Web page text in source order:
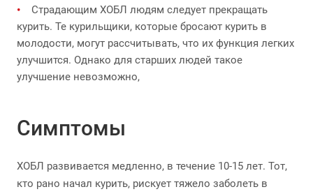
Страдающим ХОБЛ людям следует прекращать
курить. Те курильщики, которые бросают курить в
молодости, могут рассчитывать, что их функция легких
улучшится. Однако для старших людей такое
улучшение невозможно,
Симптомы
ХОБЛ развивается медленно, в течение 10-15 лет. Тот,
кто рано начал курить, рискует тяжело заболеть в